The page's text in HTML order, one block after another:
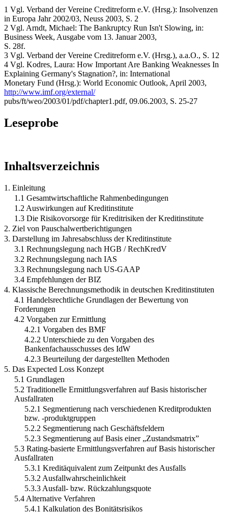
1 Vgl. Verband der Vereine Creditreform e.V. (Hrsg.): Insolvenzen
in Europa Jahr 2002/03, Neuss 2003, S. 2
2 Vgl. Arndt, Michael: The Bankruptcy Run Isn't Slowing, in:
Business Week, Ausgabe vom 13. Januar 2003,
S. 28f.
3 Vgl. Verband der Vereine Creditreform e.V. (Hrsg.), a.a.O., S. 12
4 Vgl. Kodres, Laura: How Important Are Banking Weaknesses In
Explaining Germany's Stagnation?, in: International
Monetary Fund (Hrsg.): World Economic Outlook, April 2003,
http://www.imf.org/external/
pubs/ft/weo/2003/01/pdf/chapter1.pdf, 09.06.2003, S. 25-27
Leseprobe
Inhaltsverzeichnis
1. Einleitung
1.1 Gesamtwirtschaftliche Rahmenbedingungen
1.2 Auswirkungen auf Kreditinstitute
1.3 Die Risikovorsorge für Kreditrisiken der Kreditinstitute
2. Ziel von Pauschalwertberichtigungen
3. Darstellung im Jahresabschluss der Kreditinstitute
3.1 Rechnungslegung nach HGB / RechKredV
3.2 Rechnungslegung nach IAS
3.3 Rechnungslegung nach US-GAAP
3.4 Empfehlungen der BIZ
4. Klassische Berechnungsmethodik in deutschen Kreditinstituten
4.1 Handelsrechtliche Grundlagen der Bewertung von
Forderungen
4.2 Vorgaben zur Ermittlung
4.2.1 Vorgaben des BMF
4.2.2 Unterschiede zu den Vorgaben des
Bankenfachausschusses des IdW
4.2.3 Beurteilung der dargestellten Methoden
5. Das Expected Loss Konzept
5.1 Grundlagen
5.2 Traditionelle Ermittlungsverfahren auf Basis historischer
Ausfallraten
5.2.1 Segmentierung nach verschiedenen Kreditprodukten
bzw. -produktgruppen
5.2.2 Segmentierung nach Geschäftsfeldern
5.2.3 Segmentierung auf Basis einer „Zustandsmatrix”
5.3 Rating-basierte Ermittlungsverfahren auf Basis historischer
Ausfallraten
5.3.1 Kreditäquivalent zum Zeitpunkt des Ausfalls
5.3.2 Ausfallwahrscheinlichkeit
5.3.3 Ausfall- bzw. Rückzahlungsquote
5.4 Alternative Verfahren
5.4.1 Kalkulation des Bonitätsrisikos